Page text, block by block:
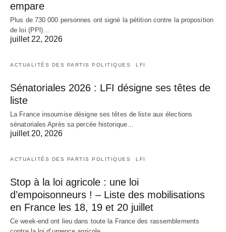
empare
Plus de 730 000 personnes ont signé la pétition contre la proposition
de loi (PPl)…
juillet 22, 2026
ACTUALITÉS DES PARTIS POLITIQUES LFI
Sénatoriales 2026 : LFI désigne ses têtes de
liste
La France insoumise désigne ses têtes de liste aux élections
sénatoriales Après sa percée historique…
juillet 20, 2026
ACTUALITÉS DES PARTIS POLITIQUES LFI
Stop à la loi agricole : une loi
d’empoisonneurs ! – Liste des mobilisations
en France les 18, 19 et 20 juillet
Ce week-end ont lieu dans toute la France des rassemblements